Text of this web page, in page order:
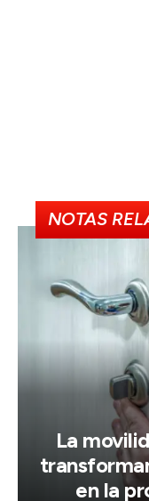
NOTAS
La
en la